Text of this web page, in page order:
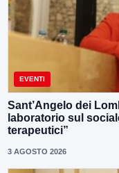
EVENTI
Sant’Angelo dei
laboratorio sul
terapeutici”
3 AGOSTO 2026